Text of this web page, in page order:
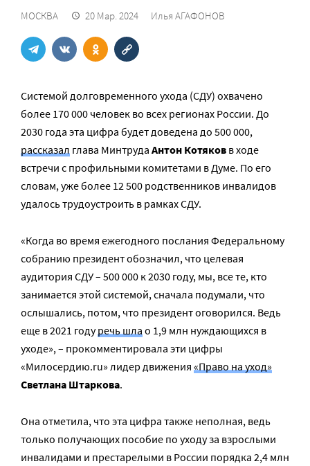
МОСКВА 20 Мар. 2024 Илья АГАФОНОВ
Системой долговременного ухода (СДУ) охвачено
более 170 000 человек во всех регионах России. До
2030 года эта цифра будет доведена до 500 000,
рассказал глава Минтруда Антон Котяков в ходе
встречи с профильными комитетами в Думе. По его
словам, уже более 12 500 родственников инвалидов
удалось трудоустроить в рамках СДУ.
«Когда во время ежегодного послания Федеральному
собранию президент обозначил, что целевая
аудитория СДУ – 500 000 к 2030 году, мы, все те, кто
занимается этой системой, сначала подумали, что
ослышались, потом, что президент оговорился. Ведь
еще в 2021 годуречь шлао 1,9 млн нуждающихся в
уходе», – прокомментировала эти цифры
«Милосердию.ru» лидер движения «Право на уход»
Светлана Штаркова.
Она отметила, что эта цифра также неполная, ведь
только получающих пособие по уходу за взрослыми
инвалидами и престарелыми в России порядка 2,4 млн